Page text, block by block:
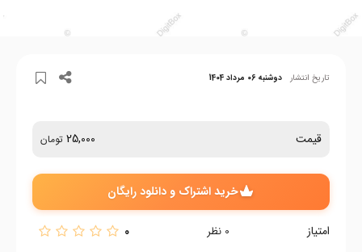
تاریخ انتشار دوشنبه 06 مرداد 1404
قیمت 25,000 تومان
خرید اشتراک و دانلود رایگان
امتیاز 0 نظر 0